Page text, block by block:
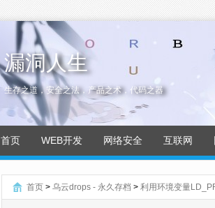
漏洞人生
生存之道，安全之法，产品之术，代码之器
首页 WEB开发 网络安全 互联网
首页 > 乌云drops - 永久存档 > 利用环境变量